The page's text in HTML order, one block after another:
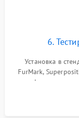
6.
Установка в
FurMark,
графического
артефактов